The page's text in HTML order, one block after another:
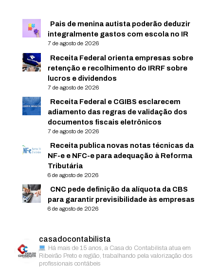
Pais de menina autista poderão deduzir
integralmente gastos com escola no IR
7 de agosto de 2026
Receita Federal orienta empresas sobre
retenção e recolhimento do IRRF sobre
lucros e dividendos
7 de agosto de 2026
Receita Federal e CGIBS esclarecem
adiamento das regras de validação dos
documentos fiscais eletrônicos
7 de agosto de 2026
Receita publica novas notas técnicas da
NF-e e NFC-e para adequação à Reforma
Tributária
6 de agosto de 2026
CNC pede definição da alíquota da CBS
para garantir previsibilidade às empresas
6 de agosto de 2026
casadocontabilista
Há mais de 15 anos, a Casa do Contabilista atua em
Ribeirão Preto e região, trabalhando pela valorização dos
profissionais contábeis